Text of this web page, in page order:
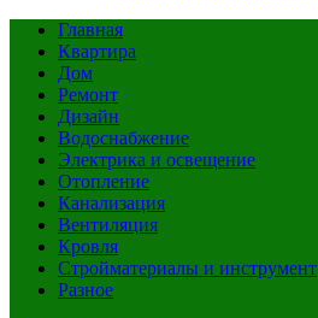
Главная
Квартира
Дом
Ремонт
Дизайн
Водоснабжение
Электрика и освещение
Отопление
Канализация
Вентиляция
Кровля
Стройматериалы и инструмент
Разное